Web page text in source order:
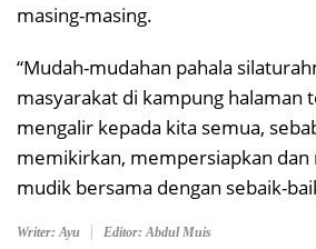
masing-masing.
“Mudah-mudahan pahala
masyarakat di kampung halaman
mengalir kepada kita semua,
memikirkan, mempersiapkan dan
mudik bersama dengan sebaik-
Writer: Ayu Editor: Abdul Muis